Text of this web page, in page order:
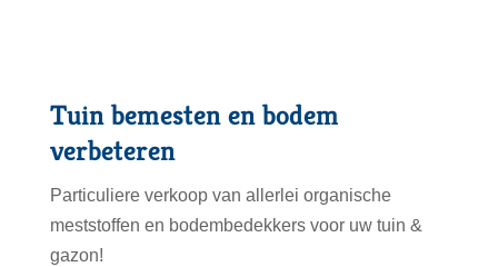
Tuin bemesten en bodem
verbeteren
Particuliere verkoop van allerlei organische
meststoffen en bodembedekkers voor uw tuin &
gazon!